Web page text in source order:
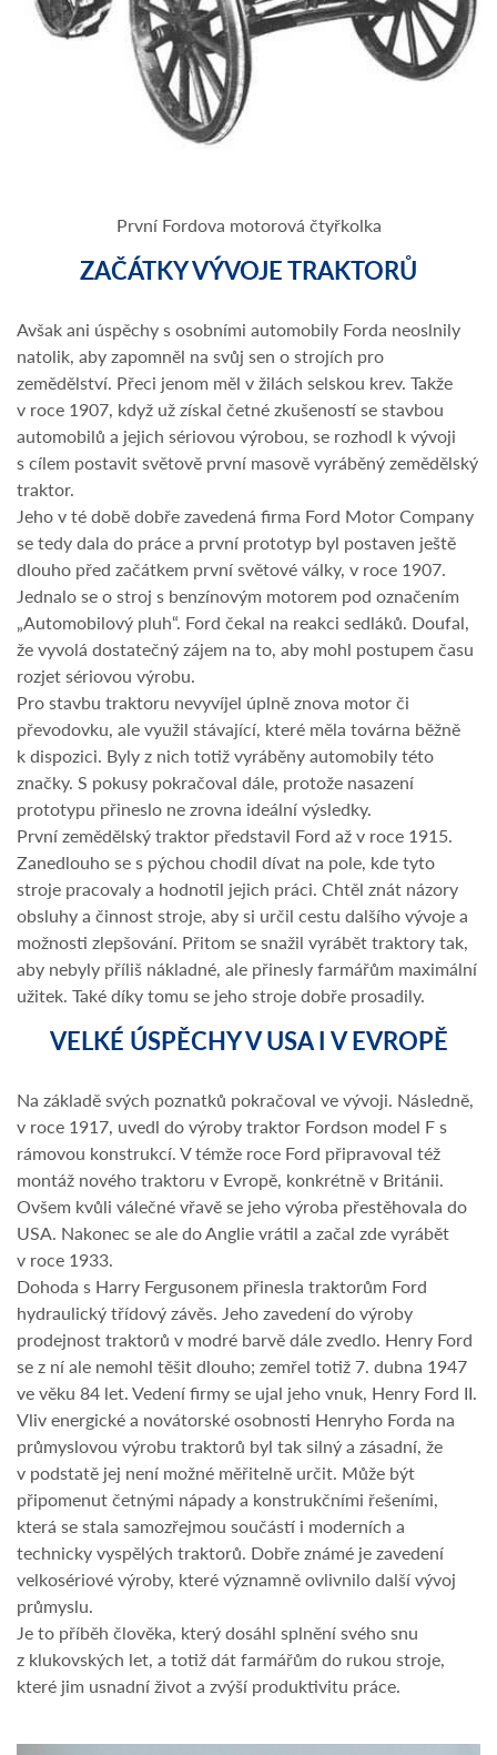
První Fordova motorová čtyřkolka
ZAČÁTKY VÝVOJE TRAKTORŮ
Avšak ani úspěchy s osobními automobily Forda neoslnily
natolik, aby zapomněl na svůj sen o strojích pro
zemědělství. Přeci jenom měl v žilách selskou krev. Takže
v roce 1907, když už získal četné zkušeností se stavbou
automobilů a jejich sériovou výrobou, se rozhodl k vývoji
s cílem postavit světově první masově vyráběný zemědělský
traktor.
Jeho v té době dobře zavedená firma Ford Motor Company
se tedy dala do práce a první prototyp byl postaven ještě
dlouho před začátkem první světové války, v roce 1907.
Jednalo se o stroj s benzínovým motorem pod označením
„Automobilový pluh“. Ford čekal na reakci sedláků. Doufal,
že vyvolá dostatečný zájem na to, aby mohl postupem času
rozjet sériovou výrobu.
Pro stavbu traktoru nevyvíjel úplně znova motor či
převodovku, ale využil stávající, které měla továrna běžně
k dispozici. Byly z nich totiž vyráběny automobily této
značky. S pokusy pokračoval dále, protože nasazení
prototypu přineslo ne zrovna ideální výsledky.
První zemědělský traktor představil Ford až v roce 1915.
Zanedlouho se s pýchou chodil dívat na pole, kde tyto
stroje pracovaly a hodnotil jejich práci. Chtěl znát názory
obsluhy a činnost stroje, aby si určil cestu dalšího vývoje a
možnosti zlepšování. Přitom se snažil vyrábět traktory tak,
aby nebyly příliš nákladné, ale přinesly farmářům maximální
užitek. Také díky tomu se jeho stroje dobře prosadily.
VELKÉ ÚSPĚCHY V USA I V EVROPĚ
Na základě svých poznatků pokračoval ve vývoji. Následně,
v roce 1917, uvedl do výroby traktor Fordson model F s
rámovou konstrukcí. V témže roce Ford připravoval též
montáž nového traktoru v Evropě, konkrétně v Británii.
Ovšem kvůli válečné vřavě se jeho výroba přestěhovala do
USA. Nakonec se ale do Anglie vrátil a začal zde vyrábět
v roce 1933.
Dohoda s Harry Fergusonem přinesla traktorům Ford
hydraulický třídový závěs. Jeho zavedení do výroby
prodejnost traktorů v modré barvě dále zvedlo. Henry Ford
se z ní ale nemohl těšit dlouho; zemřel totiž 7. dubna 1947
ve věku 84 let. Vedení firmy se ujal jeho vnuk, Henry Ford II.
Vliv energické a novátorské osobnosti Henryho Forda na
průmyslovou výrobu traktorů byl tak silný a zásadní, že
v podstatě jej není možné měřitelně určit. Může být
připomenut četnými nápady a konstrukčními řešeními,
která se stala samozřejmou součástí i moderních a
technicky vyspělých traktorů. Dobře známé je zavedení
velkosériové výroby, které významně ovlivnilo další vývoj
průmyslu.
Je to příběh člověka, který dosáhl splnění svého snu
z klukovských let, a totiž dát farmářům do rukou stroje,
které jim usnadní život a zvýší produktivitu práce.